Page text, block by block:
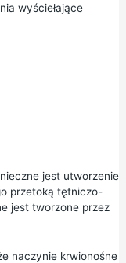
wyściełające
jest utworzenie
przetoką tętniczo-
jest tworzone przez
naczynie krwionośne